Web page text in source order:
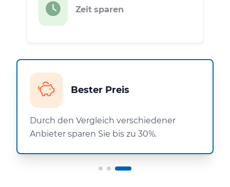
Zeit sparen
Bester Preis
Durch den Vergleich verschiedener
Anbieter sparen Sie bis zu 30%.